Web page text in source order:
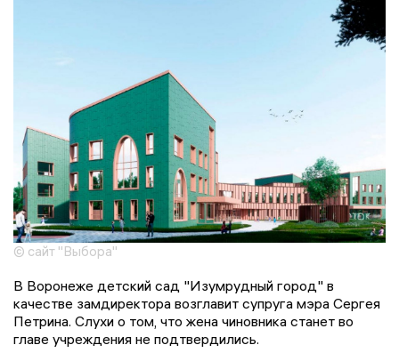
© сайт "Выбора"
В Воронеже детский сад "Изумрудный город" в
качестве замдиректора возглавит супруга мэра Сергея
Петрина. Слухи о том, что жена чиновника станет во
главе учреждения не подтвердились.